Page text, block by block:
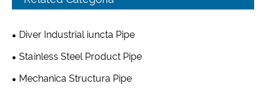
Diver Industrial iuncta Pipe
Stainless Steel Product Pipe
Mechanica Structura Pipe